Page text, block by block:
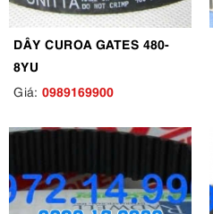
DÂY CUROA GATES 480-
8YU
Giá: 0989169900